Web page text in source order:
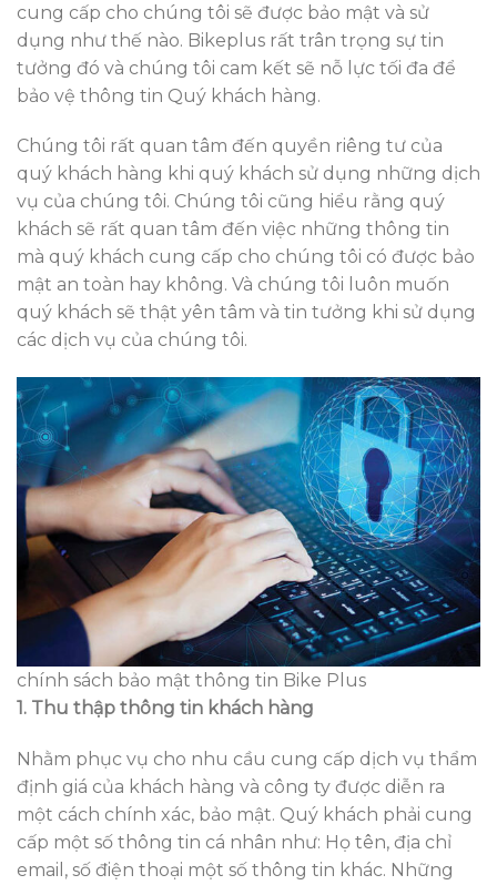
cung cấp cho chúng tôi sẽ được bảo mật và sử
dụng như thế nào. Bikeplus rất trân trọng sự tin
tưởng đó và chúng tôi cam kết sẽ nỗ lực tối đa để
bảo vệ thông tin Quý khách hàng.
Chúng tôi rất quan tâm đến quyền riêng tư của
quý khách hàng khi quý khách sử dụng những dịch
vụ của chúng tôi. Chúng tôi cũng hiểu rằng quý
khách sẽ rất quan tâm đến việc những thông tin
mà quý khách cung cấp cho chúng tôi có được bảo
mật an toàn hay không. Và chúng tôi luôn muốn
quý khách sẽ thật yên tâm và tin tưởng khi sử dụng
các dịch vụ của chúng tôi.
chính sách bảo mật thông tin Bike Plus
1. Thu thập thông tin khách hàng
Nhằm phục vụ cho nhu cầu cung cấp dịch vụ thẩm
định giá của khách hàng và công ty được diễn ra
một cách chính xác, bảo mật. Quý khách phải cung
cấp một số thông tin cá nhân như: Họ tên, địa chỉ
email, số điện thoại một số thông tin khác. Những